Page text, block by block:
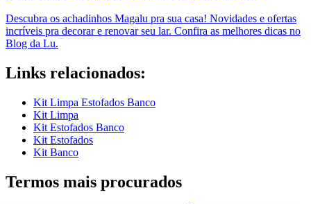
Descubra os achadinhos Magalu pra sua casa! Novidades e ofertas
incríveis pra decorar e renovar seu lar. Confira as melhores dicas no
Blog da Lu.
Links relacionados:
Kit Limpa Estofados Banco
Kit Limpa
Kit Estofados Banco
Kit Estofados
Kit Banco
Termos mais procurados